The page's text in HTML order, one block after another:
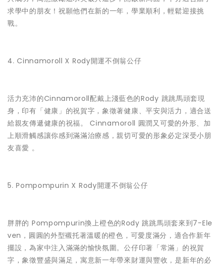
求學中的朋友！祝願他們在新的一年，學業順利，輕鬆迎接挑
戰。
4. Cinnamoroll X Rody開運不倒翁公仔
活力充沛的Cinnamoroll配戴上淺藍色的Rody 跳跳馬頭套現
身，印有「健康」的祝賀字，象徵著健康、平安與活力，適合送
給親友傳遞健康的祝福。 Cinnamoroll 圓潤又可愛的外形、加
上順滑觸感讓你感到滿滿治療感，親切可愛的形象必定深受小朋
友喜愛 。
5. Pompompurin X Rody開運不倒翁公仔
胖胖的 Pompompurin換上橙色的Rody 跳跳馬頭套來到7-Ele
ven，圓圓的外型襯托著溫暖的橙色，可愛度滿分，適合作新年
擺設，為家中注入滿滿的愉快氛圍。公仔印著「常滿」的祝賀
字，象徵豐盛與滿足，寓意新一年帶來財運與豐收​，是新年的必